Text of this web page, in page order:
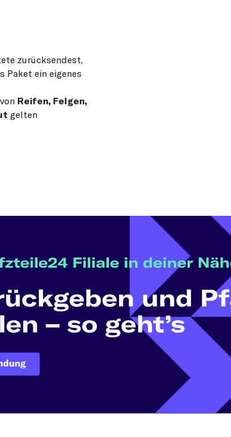
zurücksendest,
ein eigenes
Reifen, Felgen,
gelten